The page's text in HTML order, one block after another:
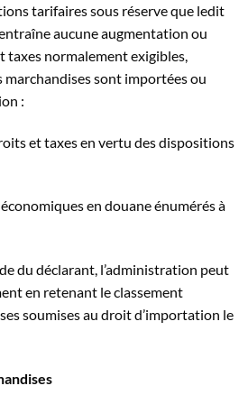
tarifaires sous réserve que ledit
aucune augmentation ou
normalement exigibles,
sont importées ou
:
et taxes en vertu des dispositions
en douane énumérés à
du déclarant, l’administration peut
en retenant le classement
sou­mises au droit d’importation le